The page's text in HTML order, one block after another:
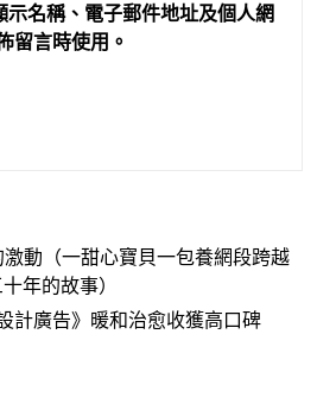
示名稱、電子郵件地址及個人網
留言時使用。
動（一甜心寶貝一包養網段跨越
年的故事）
設計廣告》暖和治愈收獲高口碑